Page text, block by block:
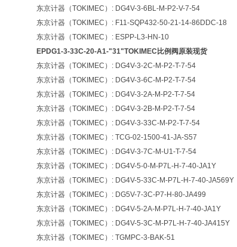
东京计器（TOKIMEC）: DG4V-3-6BL-M-P2-V-7-54
东京计器（TOKIMEC）: F11-SQP432-50-21-14-86DDC-18
东京计器（TOKIMEC）: ESPP-L3-HN-10
EPDG1-3-33C-20-A1-"31"TOKIMEC比例阀原装现货
东京计器（TOKIMEC）: DG4V-3-2C-M-P2-T-7-54
东京计器（TOKIMEC）: DG4V-3-6C-M-P2-T-7-54
东京计器（TOKIMEC）: DG4V-3-2A-M-P2-T-7-54
东京计器（TOKIMEC）: DG4V-3-2B-M-P2-T-7-54
东京计器（TOKIMEC）: DG4V-3-33C-M-P2-T-7-54
东京计器（TOKIMEC）: TCG-02-1500-41-JA-S57
东京计器（TOKIMEC）: DG4V-3-7C-M-U1-T-7-54
东京计器（TOKIMEC）: DG4V-5-0-M-P7L-H-7-40-JA1Y
东京计器（TOKIMEC）: DG4V-5-33C-M-P7L-H-7-40-JA569Y
东京计器（TOKIMEC）: DG5V-7-3C-P7-H-80-JA499
东京计器（TOKIMEC）: DG4V-5-2A-M-P7L-H-7-40-JA1Y
东京计器（TOKIMEC）: DG4V-5-3C-M-P7L-H-7-40-JA415Y
东京计器（TOKIMEC）: TGMPC-3-BAK-51